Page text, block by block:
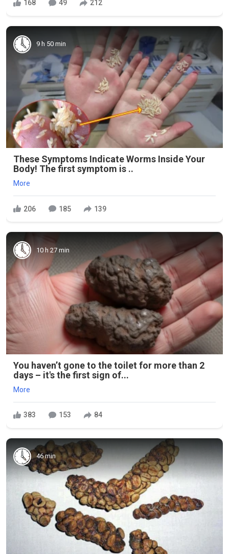
168 49 212
9 h 50 min
These Symptoms Indicate Worms Inside Your
Body! The first symptom is ..
More
206 185 139
10 h 27 min
You haven’t gone to the toilet for more than 2
days – it's the first sign of...
More
383 153 84
46 min